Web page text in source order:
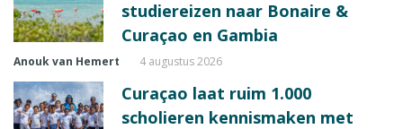
studiereizen naar Bonaire &
Curaçao en Gambia
Anouk van Hemert 4 augustus 2026
Curaçao laat ruim 1.000
scholieren kennismaken met